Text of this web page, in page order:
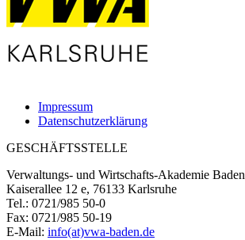
Impressum
Datenschutzerklärung
GESCHÄFTSSTELLE
Verwaltungs- und Wirtschafts-Akademie Baden
Kaiserallee 12 e, 76133 Karlsruhe
Tel.: 0721/985 50-0
Fax: 0721/985 50-19
E-Mail: info(at)vwa-baden.de